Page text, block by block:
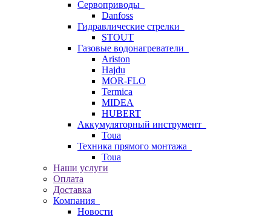
Сервоприводы
Danfoss
Гидравлические стрелки
STOUT
Газовые водонагреватели
Ariston
Hajdu
MOR-FLO
Termica
MIDEA
HUBERT
Аккумуляторный инструмент
Toua
Техника прямого монтажа
Toua
Наши услуги
Оплата
Доставка
Компания
Новости